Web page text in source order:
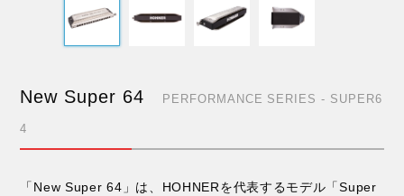
New Super 64 PERFORMANCE SERIES - SUPER6
4
「New Super 64」は、HOHNERを代表するモデル「Super